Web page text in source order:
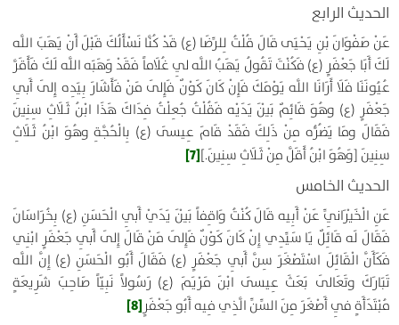
الحديث الرابع
عَنْ صَفْوَانَ بْنِ يَحْيَى قَالَ قُلْتُ لِلرِّضَا (ع) قَدْ كُنَّا نَسْأَلُكَ قَبْلَ أَنْ يَهَبَ اللَّه
لَكَ أَبَا جَعْفَرٍ (ع) فَكُنْتَ تَقُولُ يَهَبُ اللَّه لِي غُلَاماً فَقَدْ وَهَبَه اللَّه لَكَ فَأَقَرَّ
عُيُونَنَا فَلَا أَرَانَا اللَّه يَوْمَكَ فَإِنْ كَانَ كَوْنٌ فَإِلَى مَنْ فَأَشَارَ بِيَدِه إِلَى أَبِي
جَعْفَرٍ (ع) وهُوَ قَائِمٌ بَيْنَ يَدَيْه فَقُلْتُ جُعِلْتُ فِدَاكَ هَذَا ابْنُ ثَلَاثِ سِنِينَ
فَقَالَ ومَا يَضُرُّه مِنْ ذَلِكَ فَقَدْ قَامَ عِيسَى (ع) بِالْحُجَّةِ وهُوَ ابْنُ ثَلَاثِ
سِنِينَ [وَهُوَ ابْنُ أَقَلَّ مِنْ ثَلَاثِ سِنِينَ.][7]
الحديث الخامس
عَنِ الْخَيْرَانِيِّ عَنْ أَبِيه قَالَ كُنْتُ وَاقِفاً بَيْنَ يَدَيْ أَبِي الْحَسَنِ (ع) بِخُرَاسَانَ
فَقَالَ لَه قَائِلٌ يَا سَيِّدِي إِنْ كَانَ كَوْنٌ فَإِلَى مَنْ قَالَ إِلَى أَبِي جَعْفَرٍ ابْنِي
فَكَأَنَّ الْقَائِلَ اسْتَصْغَرَ سِنَّ أَبِي جَعْفَرٍ (ع) فَقَالَ أَبُو الْحَسَنِ (ع) إِنَّ اللَّه
تَبَارَكَ وتَعَالَى بَعَثَ عِيسَى ابْنَ مَرْيَمَ (ع) رَسُولاً نَبِيّاً صَاحِبَ شَرِيعَةٍ
مُبْتَدَأَةٍ فِي أَصْغَرَ مِنَ السِّنِّ الَّذِي فِيه أَبُو جَعْفَرٍ[8]